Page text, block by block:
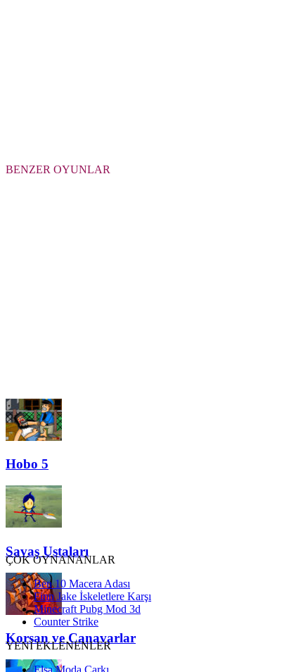
BENZER OYUNLAR
Hobo 5
Savaş Ustaları
Korsan ve Canavarlar
ÇOK OYNANANLAR
Ben 10 Macera Adası
Finn Jake İskeletlere Karşı
Minecraft Pubg Mod 3d
Counter Strike
YENİ EKLENENLER
Elsa Moda Çarkı